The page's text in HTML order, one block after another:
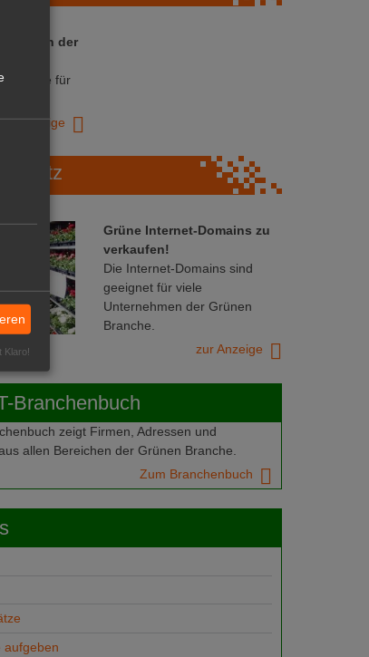
in der
für
Anzeige
Grüne Internet-Domains zu
verkaufen!
Die Internet-Domains sind
geeignet für viele
Unternehmen der Grünen
Branche.
zur Anzeige
Branchenbuch
zeigt Firmen, Adressen und
allen Bereichen der Grünen Branche.
Zum Branchenbuch
aufgeben
Klaro!